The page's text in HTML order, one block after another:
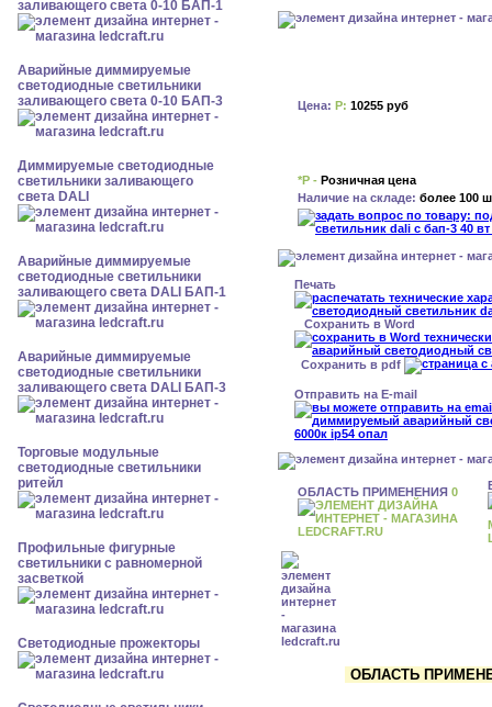
заливающего света 0-10 БАП-1
Аварийные диммируемые
светодиодные светильники
заливающего света 0-10 БАП-3
Диммируемые светодиодные
светильники заливающего
света DALI
Аварийные диммируемые
светодиодные светильники
заливающего света DALI БАП-1
Аварийные диммируемые
светодиодные светильники
заливающего света DALI БАП-3
Торговые модульные
светодиодные светильники
ритейл
Профильные фигурные
светильники с равномерной
засветкой
Светодиодные прожекторы
Цена: Р: 10255 руб
*Р - Розничная цена
Наличие на складе: более 100
Печать
Сохранить в Word
Сохранить в pdf
Отправить на E-mail
ОБЛАСТЬ ПРИМЕНЕНИЯ 0
ОБЛАСТЬ